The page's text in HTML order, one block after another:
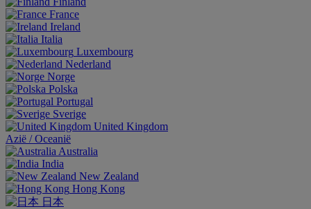
France
Ireland
Italia
Luxembourg
Nederland
Norge
Polska
Portugal
Sverige
United Kingdom
Aziё / Oceaniё
Australia
India
New Zealand
Hong Kong
日本